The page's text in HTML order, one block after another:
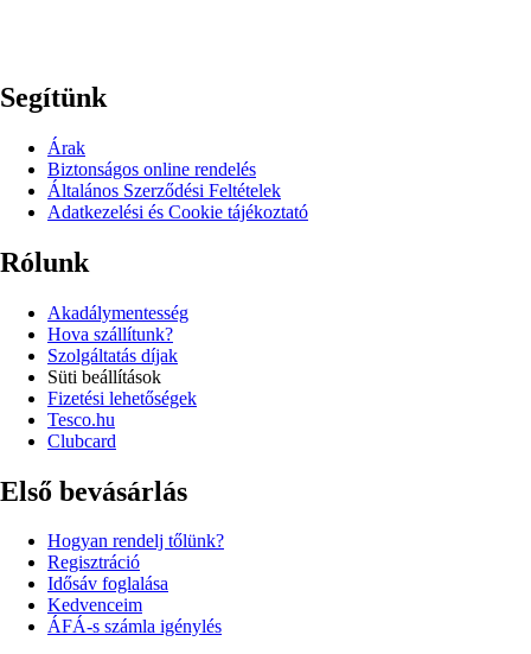
Segítünk
Árak
Biztonságos online rendelés
Általános Szerződési Feltételek
Adatkezelési és Cookie tájékoztató
Rólunk
Akadálymentesség
Hova szállítunk?
Szolgáltatás díjak
Süti beállítások
Fizetési lehetőségek
Tesco.hu
Clubcard
Első bevásárlás
Hogyan rendelj tőlünk?
Regisztráció
Idősáv foglalása
Kedvenceim
ÁFÁ-s számla igénylés